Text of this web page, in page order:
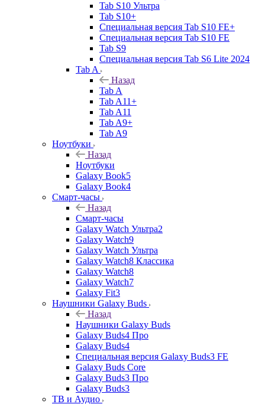
Tab S10 Ультра
Tab S10+
Специальная версия Tab S10 FE+
Специальная версия Tab S10 FE
Tab S9
Специальная версия Tab S6 Lite 2024
Tab A
Назад
Tab A
Tab A11+
Tab A11
Tab A9+
Tab A9
Ноутбуки
Назад
Ноутбуки
Galaxy Book5
Galaxy Book4
Смарт-часы
Назад
Смарт-часы
Galaxy Watch Ультра2
Galaxy Watch9
Galaxy Watch Ультра
Galaxy Watch8 Классика
Galaxy Watch8
Galaxy Watch7
Galaxy Fit3
Наушники Galaxy Buds
Назад
Наушники Galaxy Buds
Galaxy Buds4 Про
Galaxy Buds4
Специальная версия Galaxy Buds3 FE
Galaxy Buds Core
Galaxy Buds3 Про
Galaxy Buds3
ТВ и Аудио